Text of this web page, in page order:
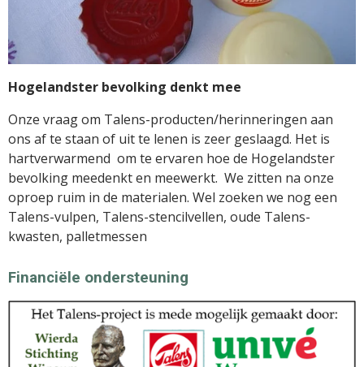
Hogelandster bevolking denkt mee
Onze vraag om Talens-producten/herinneringen aan
ons af te staan of uit te lenen is zeer geslaagd. Het is
hartverwarmend om te ervaren hoe de Hogelandster
bevolking meedenkt en meewerkt. We zitten na onze
oproep ruim in de materialen. Wel zoeken we nog een
Talens-vulpen, Talens-stencilvellen, oude Talens-
kwasten, palletmessen
Financiële ondersteuning